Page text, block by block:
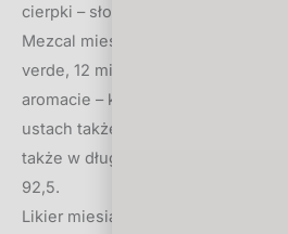
cierpki – słodki tytoń, ale i świeże
Mezcal miesiąca to Zignum Añejo
verde, 12 miesięcy w beczkach z
aromacie – koniak, zioła i
ustach także zioła, rodzynki,
także w długim finiszu – grzanka z
92,5.
Likier miesiąca to Suau Orange